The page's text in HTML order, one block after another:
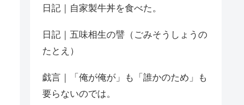
日記｜自家製牛丼を食べた。
日記｜五味相生の譬（ごみそうしょうの
たとえ）
戯言｜「俺が俺が」も「誰かのため」も
要らないのでは。